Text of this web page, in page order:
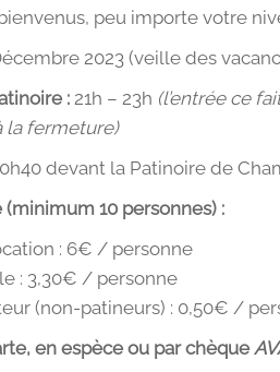
peu importe votre
2023 (veille des
: 21h – 23h (l’entrée ce
la fermeture)
devant la Patinoire de
10 personnes) :
: 6€ / personne
: 3,30€ / personne
(non-patineurs) : 0,50€ /
en espèce ou par chèque